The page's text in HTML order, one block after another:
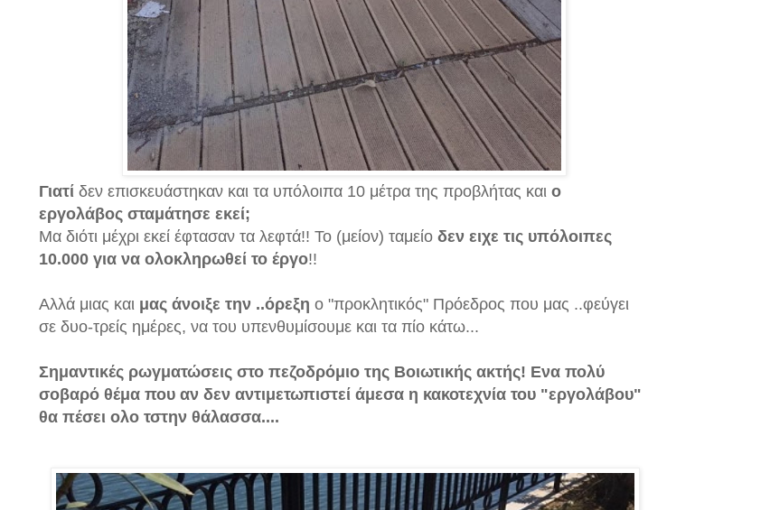
Γιατί δεν επισκευάστηκαν και τα υπόλοιπα 10 μέτρα της προβλήτας και ο
εργολάβος σταμάτησε εκεί;
Μα διότι μέχρι εκεί έφτασαν τα λεφτά!! Το (μείον) ταμείο δεν ειχε τις υπόλοιπες
10.000 για να ολοκληρωθεί το έργο!!
Αλλά μιας και μας άνοιξε την ..όρεξη ο "προκλητικός" Πρόεδρος που μας ..φεύγει
σε δυο-τρείς ημέρες, να του υπενθυμίσουμε και τα πίο κάτω...
Σημαντικές ρωγματώσεις στο πεζοδρόμιο της Βοιωτικής ακτής! Ενα πολύ
σοβαρό θέμα που αν δεν αντιμετωπιστεί άμεσα η κακοτεχνία του "εργολάβου"
θα πέσει ολο τστην θάλασσα....